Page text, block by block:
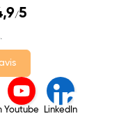
/5
Youtube LinkedIn